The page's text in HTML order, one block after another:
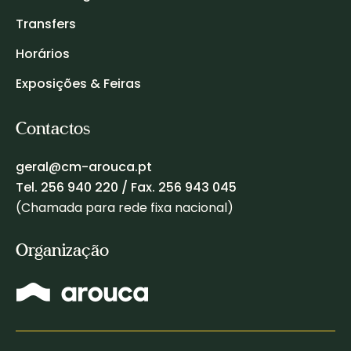
Transfers
Horários
Exposições & Feiras
Contactos
geral@cm-arouca.pt
Tel. 256 940 220 / Fax. 256 943 045
(Chamada para rede fixa nacional)
Organização